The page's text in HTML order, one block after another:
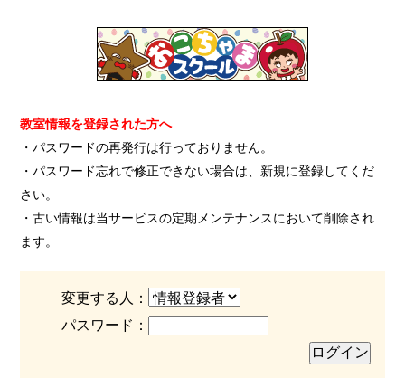
教室情報を登録された方へ
・パスワードの再発行は行っておりません。
・パスワード忘れで修正できない場合は、新規に登録してくだ
さい。
・古い情報は当サービスの定期メンテナンスにおいて削除され
ます。
変更する人：
パスワード：